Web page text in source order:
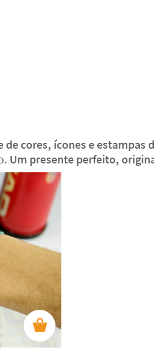
de cores, ícones e estampas
Um presente perfeito,